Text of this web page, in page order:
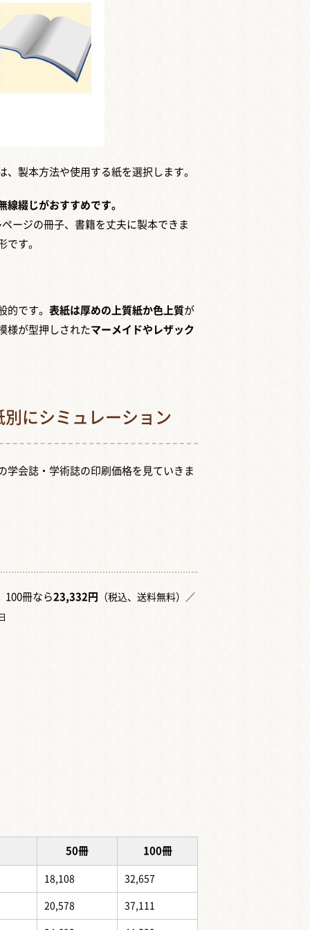
製本方法や使用する紙を選択します。
線綴じがおすすめです。
ージの冊子、書籍を丈夫に製本できま
です。
的です。 表紙は厚めの上質紙か色上質が
様が型押しされたマーメイドやレザック
にシミュレーション
学会誌・学術誌の印刷価格を見ていきま
100冊なら23,332円 （税込、送料無料） ／
50冊 100冊
18,108 32,657
20,578 37,111